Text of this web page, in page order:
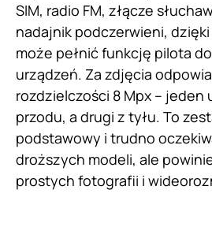
SIM, radio FM, złącze
nadajnik podczerwieni,
może pełnić funkcję pilota
urządzeń. Za zdjęcia
rozdzielczości 8 Mpx – jeden
przodu, a drugi z tyłu. To
podstawowy i trudno
droższych modeli, ale
prostych fotografii i